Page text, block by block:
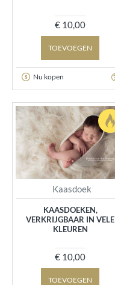
€ 10,00
TOEVOEGEN
Nu kopen
Kaasdoek
KAASDOEKEN,
VERKRIJGBAAR IN VELE
KLEUREN
€ 10,00
TOEVOEGEN